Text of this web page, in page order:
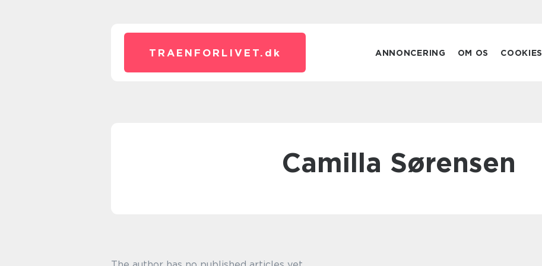
TRAENFORLIVET. dk ANNONCERING OM OS COOKIES
Camilla Sørensen